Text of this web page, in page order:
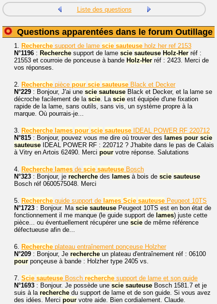
Liste des questions
Questions apparentées dans le forum Outillage
1. Recherche support de lame scie sauteuse holz her ref 2153
N°1196 : Recherche support de lame scie sauteuse Holz-Her réf :
21553 et courroie de ponceuse à bande Holz-Her réf : 2423. Merci de
vos réponses.
2. Recherche pièce pour scie sauteuse Black et Decker
N°229 : Bonjour, J'ai une scie sauteuse Black et Decker, et la lame se
décroche facilement de la scie. La scie est équipée d'une fixation
rapide de la lame, sans outils, sans vis, un système propre à la
marque. Où pourrais-je...
3. Recherche lames pour scie sauteuse IDEAL POWER RF 220712
N°815 : Bonjour, pouvez vous me dire où trouver des lames pour scie
sauteuse IDEAL POWER RF : 220712 ? J'habite dans le pas de Calais
à Vitry en Artois 62490. Merci pour votre réponse. Salutations
4. Recherche lames de scie sauteuse Bosch
N°323 : Bonjour, je recherche des lames à bois de scie sauteuse
Bosch réf 0600575048. Merci
5. Recherche guide support de lames Scie sauteuse Peugeot 10TS
N°1723 : Bonjour. Ma scie sauteuse Peugeot 10TS est en bon état de
fonctionnement il me manque (le guide support de lames) juste cette
pièce... ou éventuellement récupérer une scie de même référence
défectueuse afin de...
6. Recherche plateau entraînement ponçeuse Holzher
N°209 : Bonjour, Je recherche un plateau d'entraînement réf : 06100
pour ponçeuse à bande : Holzher type 2405 vs.
7. Scie sauteuse Bosch recherche support de lame et son guide
N°1693 : Bonjour. Je possède une scie sauteuse Bosch 1581.7 et je
suis à la recherche du support de lame et de son guide. Si vous avez
des idées. Merci pour votre aide. Bien cordialement. Claude.